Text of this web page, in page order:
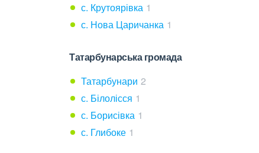
с. Крутоярівка 1
с. Нова Царичанка 1
Татарбунарська громада
Татарбунари 2
с. Білолісся 1
с. Борисівка 1
с. Глибоке 1